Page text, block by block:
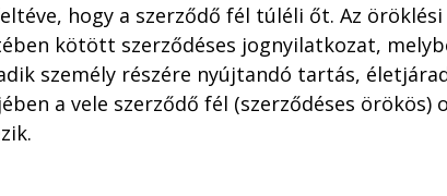
hogy a szerződő fél túléli őt. Az
kötött szerződéses jognyilatkozat,
személy részére nyújtandó tartás,
a vele szerződő fél (szerződéses örökös)